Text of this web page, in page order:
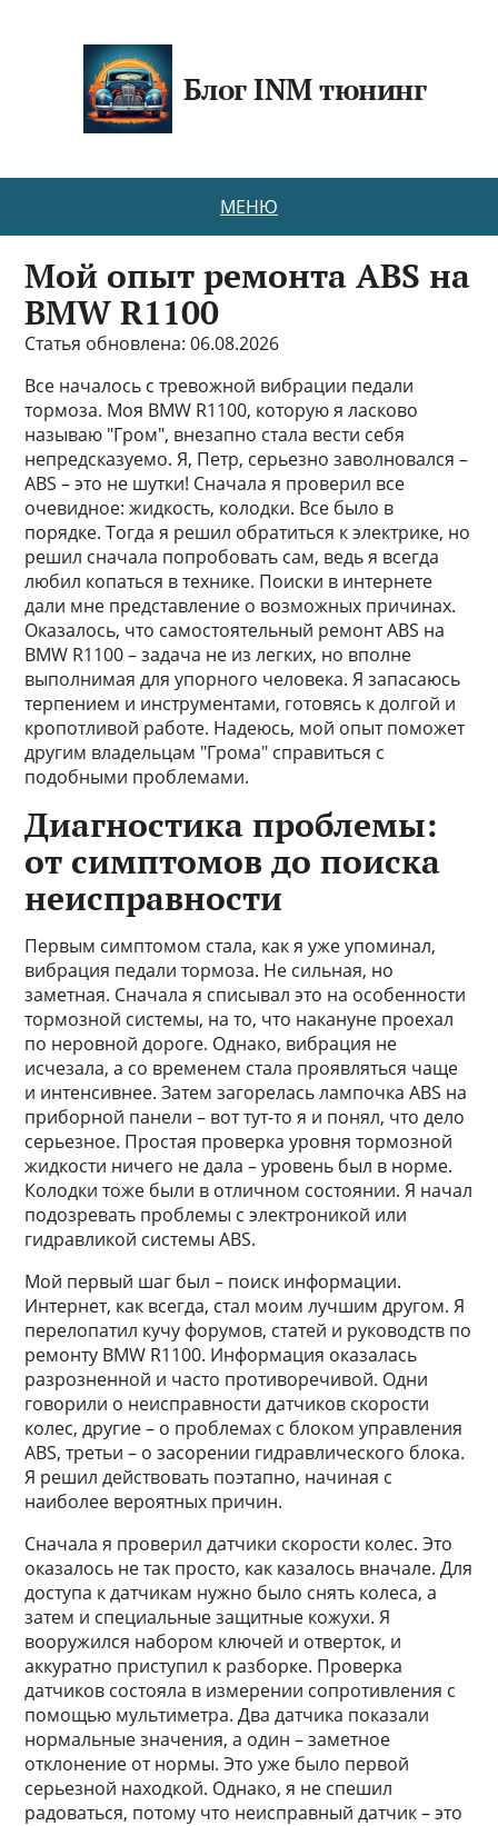
Блог INM тюнинг
МЕНЮ
Мой опыт ремонта ABS на
BMW R1100
Статья обновлена: 06.08.2026
Все началось с тревожной вибрации педали
тормоза. Моя BMW R1100, которую я ласково
называю "Гром", внезапно стала вести себя
непредсказуемо. Я, Петр, серьезно заволновался –
ABS – это не шутки! Сначала я проверил все
очевидное: жидкость, колодки. Все было в
порядке. Тогда я решил обратиться к электрике, но
решил сначала попробовать сам, ведь я всегда
любил копаться в технике. Поиски в интернете
дали мне представление о возможных причинах.
Оказалось, что самостоятельный ремонт ABS на
BMW R1100 – задача не из легких, но вполне
выполнимая для упорного человека. Я запасаюсь
терпением и инструментами, готовясь к долгой и
кропотливой работе. Надеюсь, мой опыт поможет
другим владельцам "Грома" справиться с
подобными проблемами.
Диагностика проблемы:
от симптомов до поиска
неисправности
Первым симптомом стала, как я уже упоминал,
вибрация педали тормоза. Не сильная, но
заметная. Сначала я списывал это на особенности
тормозной системы, на то, что накануне проехал
по неровной дороге. Однако, вибрация не
исчезала, а со временем стала проявляться чаще
и интенсивнее. Затем загорелась лампочка ABS на
приборной панели – вот тут-то я и понял, что дело
серьезное. Простая проверка уровня тормозной
жидкости ничего не дала – уровень был в норме.
Колодки тоже были в отличном состоянии. Я начал
подозревать проблемы с электроникой или
гидравликой системы ABS.
Мой первый шаг был – поиск информации.
Интернет, как всегда, стал моим лучшим другом. Я
перелопатил кучу форумов, статей и руководств по
ремонту BMW R1100. Информация оказалась
разрозненной и часто противоречивой. Одни
говорили о неисправности датчиков скорости
колес, другие – о проблемах с блоком управления
ABS, третьи – о засорении гидравлического блока.
Я решил действовать поэтапно, начиная с
наиболее вероятных причин.
Сначала я проверил датчики скорости колес. Это
оказалось не так просто, как казалось вначале. Для
доступа к датчикам нужно было снять колеса, а
затем и специальные защитные кожухи. Я
вооружился набором ключей и отверток, и
аккуратно приступил к разборке. Проверка
датчиков состояла в измерении сопротивления с
помощью мультиметра. Два датчика показали
нормальные значения, а один – заметное
отклонение от нормы. Это уже было первой
серьезной находкой. Однако, я не спешил
радоваться, потому что неисправный датчик – это